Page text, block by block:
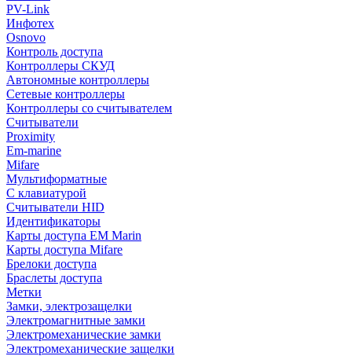
PV-Link
Инфотех
Osnovo
Контроль доступа
Контроллеры СКУД
Автономные контроллеры
Сетевые контроллеры
Контроллеры со считывателем
Считыватели
Proximity
Em-marine
Mifare
Мультиформатные
С клавиатурой
Считыватели HID
Идентификаторы
Карты доступа EM Marin
Карты доступа Mifare
Брелоки доступа
Браслеты доступа
Метки
Замки, электрозащелки
Электромагнитные замки
Электромеханические замки
Электромеханические защелки